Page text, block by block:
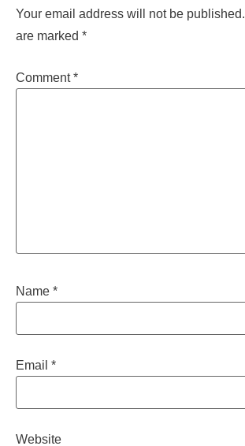
Your email address will not be published.
are marked *
Comment*
Name *
Email *
Website